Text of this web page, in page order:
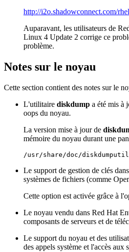
http://i2o.shadowconnect.com/
Auparavant, les utilisateurs de
Linux 4 Update 2 corrige ce
problème.
Notes sur le noyau
Cette section contient des notes sur le
L'utilitaire diskdump a été mis à
oops du noyau.
La version mise à jour de
mémoire du noyau durant une
Le support de gestion de clés
systèmes de fichiers (comme
Cette option est activée grâce à
Le noyau vendu dans Red Hat
composants de serveurs et de
Le support du noyau et des
des appels système et l'accès